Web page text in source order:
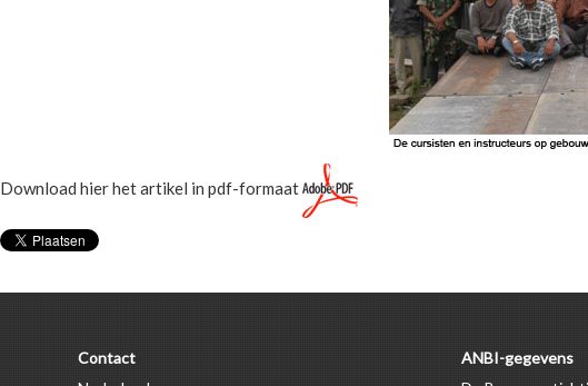
Download hier het artikel in pdf-formaat
Contact
ANBI-gegevens